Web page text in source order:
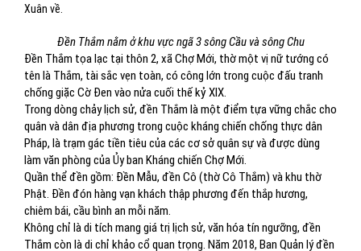
Xuân về.
Đền Thắm nằm ở khu vực ngã 3 sông Cầu và sông Chu
Đền Thắm tọa lạc tại thôn 2, xã Chợ Mới, thờ một vị nữ tướng có
tên là Thắm, tài sắc vẹn toàn, có công lớn trong cuộc đấu tranh
chống giặc Cờ Đen vào nửa cuối thế kỷ XIX.
Trong dòng chảy lịch sử, đền Thắm là một điểm tựa vững chắc cho
quân và dân địa phương trong cuộc kháng chiến chống thực dân
Pháp, là trạm gác tiền tiêu của các cơ sở quân sự và được dùng
làm văn phòng của Ủy ban Kháng chiến Chợ Mới.
Quần thể đền gồm: Đền Mẫu, đền Cô (thờ Cô Thắm) và khu thờ
Phật. Đền đón hàng vạn khách thập phương đến thắp hương,
chiêm bái, cầu bình an mỗi năm.
Không chỉ là di tích mang giá trị lịch sử, văn hóa tín ngưỡng, đền
Thắm còn là di chỉ khảo cổ quan trọng. Năm 2018, Ban Quản lý đền